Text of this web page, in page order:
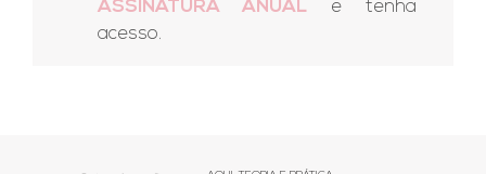
ASSINATURA ANUALe tenha
acesso.